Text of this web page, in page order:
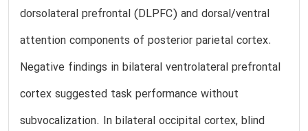
dorsolateral prefrontal (DLPFC) and dorsal/ventral
attention components of posterior parietal cortex.
Negative findings in bilateral ventrolateral prefrontal
cortex suggested task performance without
subvocalization. In bilateral occipital cortex, blind